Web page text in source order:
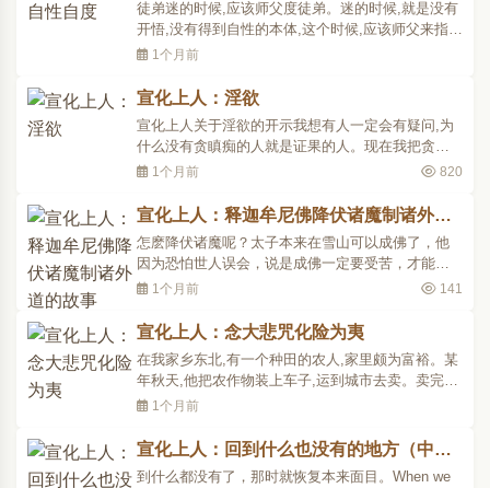
徒弟迷的时候,应该师父度徒弟。迷的时候,就是没有
开悟,没有得到自性的本体,这个时候,应该师父来指
示,修道用功,好开悟。开悟后,就应该自己度自己。各
咒〉的时候,要有人教你诵;你已经会诵〈楞严咒〉了,
要你自己教自己诵。不是人家勉强你说:「喔!你要诵
〈楞..
1个月前
宣化上人：淫欲
宣化上人关于淫欲的开示我想有人一定会有疑问,为
什么没有贪瞋痴的人就是证果的人。现在我把贪瞋
痴的重点,以最通俗而易明白的事相说给大家听。所
念;没有了欲念,就是没有淫欲的心。男女两方见面接
触,互不生此妄想,不仅此念不生,就连生理上都不生一
点反应..
1个月前 820
宣化上人：释迦牟尼佛降伏诸魔制诸外道
的故事
怎麽降伏诸魔呢？太子本来在雪山可以成佛了，他
因为恐怕世人误会，说是成佛一定要受苦，才能成
佛;于是就不在雪山打坐了，走到菩提树下。坐到菩
方，如果不成佛，我始终不起于座，我始终就在这
儿坐着。」于是坐到这个地方，就不起身。坐到第
四十八天的时..
1个月前 141
宣化上人：念大悲咒化险为夷
在我家乡东北,有一个种田的农人,家里颇为富裕。某
年秋天,他把农作物装上车子,运到城市去卖。卖完了
食粮便把钱带回来,正在此时,就离家约有三里路的前
怎么办好?逃吗?在土匪的监视之下也逃不了,但若不
逃走,一定是被抢。于是乎他就念起大悲咒来,这个赶
车的还..
1个月前
宣化上人：回到什么也没有的地方（中英
双语）
到什么都没有了，那时就恢复本来面目。When we